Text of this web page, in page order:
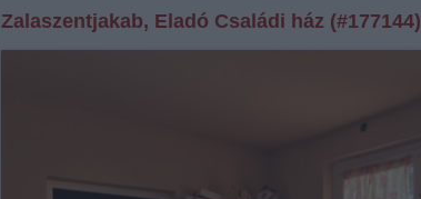
Zalaszentjakab, Eladó Családi ház (#177144)